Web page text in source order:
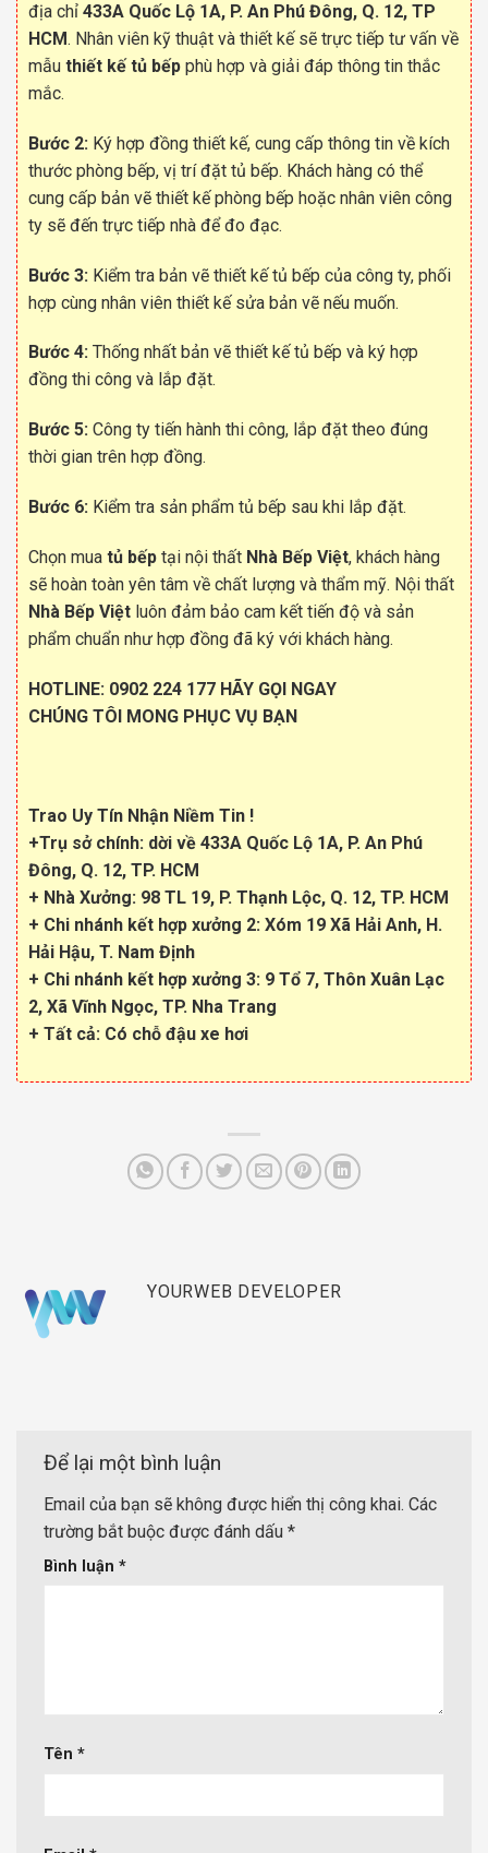
địa chỉ 433A Quốc Lộ 1A, P. An Phú Đông, Q. 12, TP
HCM. Nhân viên kỹ thuật và thiết kế sẽ trực tiếp tư vấn về
mẫu thiết kế tủ bếp phù hợp và giải đáp thông tin thắc
mắc.
Bước 2: Ký hợp đồng thiết kế, cung cấp thông tin về kích
thước phòng bếp, vị trí đặt tủ bếp. Khách hàng có thể
cung cấp bản vẽ thiết kế phòng bếp hoặc nhân viên công
ty sẽ đến trực tiếp nhà để đo đạc.
Bước 3: Kiểm tra bản vẽ thiết kế tủ bếp của công ty, phối
hợp cùng nhân viên thiết kế sửa bản vẽ nếu muốn.
Bước 4: Thống nhất bản vẽ thiết kế tủ bếp và ký hợp
đồng thi công và lắp đặt.
Bước 5: Công ty tiến hành thi công, lắp đặt theo đúng
thời gian trên hợp đồng.
Bước 6: Kiểm tra sản phẩm tủ bếp sau khi lắp đặt.
Chọn mua tủ bếp tại nội thất Nhà Bếp Việt, khách hàng
sẽ hoàn toàn yên tâm về chất lượng và thẩm mỹ. Nội thất
Nhà Bếp Việt luôn đảm bảo cam kết tiến độ và sản
phẩm chuẩn như hợp đồng đã ký với khách hàng.
HOTLINE: 0902 224 177 HÃY GỌI NGAY
CHÚNG TÔI MONG PHỤC VỤ BẠN
Trao Uy Tín Nhận Niềm Tin !
+Trụ sở chính: dời về 433A Quốc Lộ 1A, P. An Phú
Đông, Q. 12, TP. HCM
+ Nhà Xưởng: 98 TL 19, P. Thạnh Lộc, Q. 12, TP. HCM
+ Chi nhánh kết hợp xưởng 2: Xóm 19 Xã Hải Anh, H.
Hải Hậu, T. Nam Định
+ Chi nhánh kết hợp xưởng 3: 9 Tổ 7, Thôn Xuân Lạc
2, Xã Vĩnh Ngọc, TP. Nha Trang
+ Tất cả: Có chỗ đậu xe hơi
YOURWEB DEVELOPER
Để lại một bình luận
Email của bạn sẽ không được hiển thị công khai. Các
trường bắt buộc được đánh dấu *
Bình luận *
Tên *